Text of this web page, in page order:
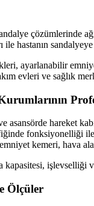
çözümlerinde
ile hastanın
ayarlanabilir
evleri ve sağlık
asansörde hareket
fonksiyonelliği
kemeri, hava
kapasitesi,
Ölçüler